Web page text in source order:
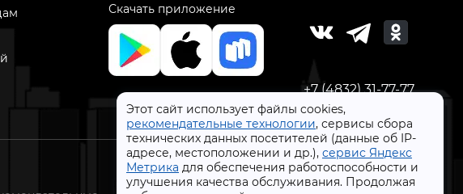
Этот сайт использует файлы cookies,
рекомендательные технологии, сервисы сбора
технических данных посетителей (данные об IP-
адресе, местоположении и др.), сервис Яндекс
Метрика для обеспечения работоспособности и
улучшения качества обслуживания. Продолжая
Скачать приложение
+7 (4832) 31-77-77